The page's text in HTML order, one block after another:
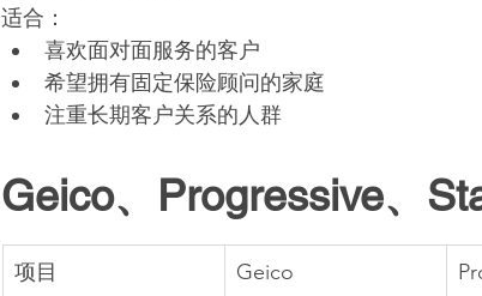
适合：
喜欢面对面服务的客户
希望拥有固定保险顾问的家庭
注重长期客户关系的人群
Geico、Progressive、
项目 Geico